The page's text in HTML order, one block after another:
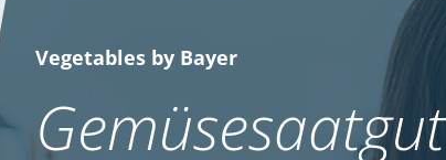
Vegetables by Bayer
Gemüsesaatgut